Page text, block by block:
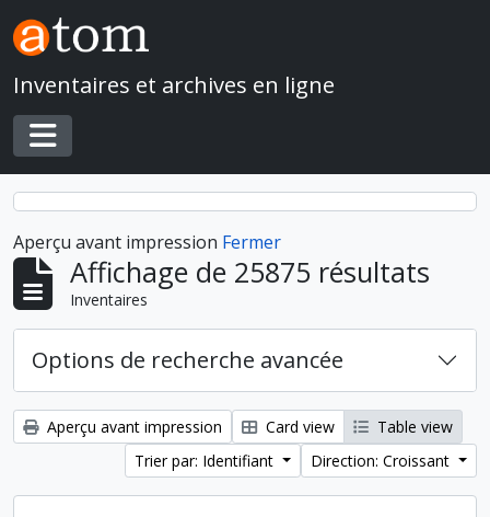
Skip to main content
Inventaires et archives en ligne
Toggle navigation
Aperçu avant impression Fermer
Affichage de 25875 résultats
Inventaires
Options de recherche avancée
Aperçu avant impression Card view
Table view
Trier par: Identifiant
Direction: Croissant